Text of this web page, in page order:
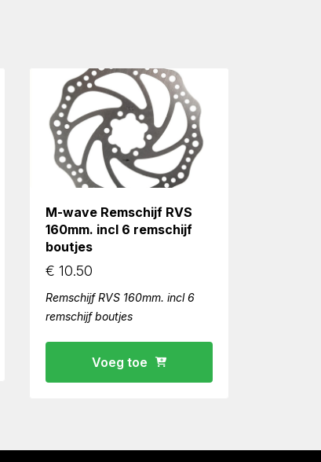
M-wave Remschijf RVS
160mm. incl 6 remschijf
boutjes
€ 10.50
Remschijf RVS 160mm. incl 6
remschijf boutjes
Voeg toe